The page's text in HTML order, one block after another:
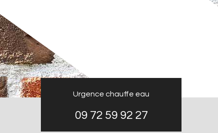
Urgence chauffe eau
09 72 59 92 27